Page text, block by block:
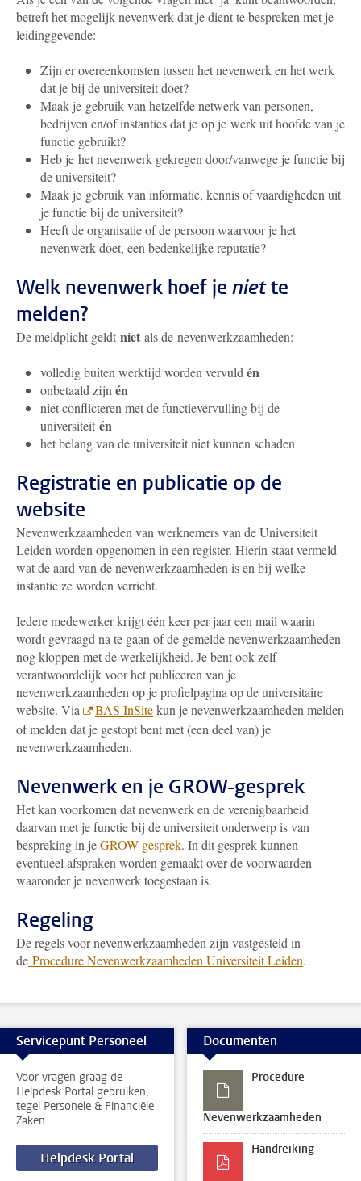
betreft het mogelijk nevenwerk dat je dient te bespreken met je
leidinggevende:
Zijn er overeenkomsten tussen het nevenwerk en het werk
dat je bij de universiteit doet?
Maak je gebruik van hetzelfde netwerk van personen,
bedrijven en/of instanties dat je op je werk uit hoofde van je
functie gebruikt?
Heb je het nevenwerk gekregen door/vanwege je functie bij
de universiteit?
Maak je gebruik van informatie, kennis of vaardigheden uit
je functie bij de universiteit?
Heeft de organisatie of de persoon waarvoor je het
nevenwerk doet, een bedenkelijke reputatie?
Welk nevenwerk hoef je niette
melden?
De meldplicht geldt niet als de nevenwerkzaamheden:
volledig buiten werktijd worden vervuld én
onbetaald zijn én
niet conflicteren met de functievervulling bij de
universiteit én
het belang van de universiteit niet kunnen schaden
Registratie en publicatie op de
website
Nevenwerkzaamheden van werknemers van de Universiteit
Leiden worden opgenomen in een register. Hierin staat vermeld
wat de aard van de nevenwerkzaamheden is en bij welke
instantie ze worden verricht.
Iedere medewerker krijgt één keer per jaar een mail waarin
wordt gevraagd na te gaan of de gemelde nevenwerkzaamheden
nog kloppen met de werkelijkheid. Je bent ook zelf
verantwoordelijk voor het publiceren van je
nevenwerkzaamheden op je profielpagina op de universitaire
website. Via
BAS InSitekun je nevenwerkzaamheden melden
of melden dat je gestopt bent met (een deel van) je
nevenwerkzaamheden.
Nevenwerk en je GROW-gesprek
Het kan voorkomen dat nevenwerk en de verenigbaarheid
daarvan met je functie bij de universiteit onderwerp is van
bespreking in jeGROW-gesprek. In dit gesprek kunnen
eventueel afspraken worden gemaakt over de voorwaarden
waaronder je nevenwerk toegestaan is.
Regeling
De regels voor nevenwerkzaamheden zijn vastgesteld in
de Procedure Nevenwerkzaamheden Universiteit Leiden.
Servicepunt Personeel
Voor vragen graag de
Helpdesk Portal gebruiken,
tegel Personele & Financiële
Zaken.
Helpdesk Portal
Documenten
Procedure
Nevenwerkzaamheden
Handreiking